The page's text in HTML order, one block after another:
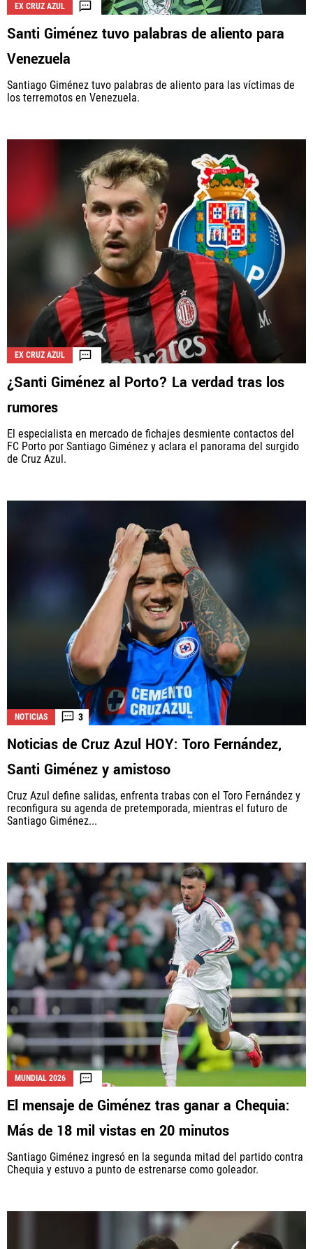
EX CRUZ AZUL
Santi Giménez tuvo palabras de aliento para
Venezuela
Santiago Giménez tuvo palabras de aliento para las víctimas de
los terremotos en Venezuela.
EX CRUZ AZUL
¿Santi Giménez al Porto? La verdad tras los
rumores
El especialista en mercado de fichajes desmiente contactos del
FC Porto por Santiago Giménez y aclara el panorama del surgido
de Cruz Azul.
NOTICIAS 3
Noticias de Cruz Azul HOY: Toro Fernández,
Santi Giménez y amistoso
Cruz Azul define salidas, enfrenta trabas con el Toro Fernández y
reconfigura su agenda de pretemporada, mientras el futuro de
Santiago Giménez...
MUNDIAL 2026
El mensaje de Giménez tras ganar a Chequia:
Más de 18 mil vistas en 20 minutos
Santiago Giménez ingresó en la segunda mitad del partido contra
Chequia y estuvo a punto de estrenarse como goleador.